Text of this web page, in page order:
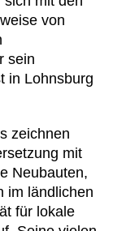
von
sein
in Lohnsburg
zeichnen
mit
Neubauten,
im ländlichen
für lokale